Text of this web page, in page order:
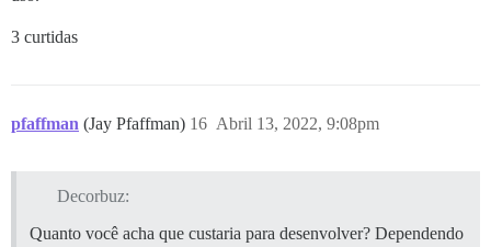
3 curtidas
pfaffman (Jay Pfaffman) Abril 13, 2022, 9:08pm
16
Decorbuz:
Quanto você acha que custaria para desenvolver? Dependendo